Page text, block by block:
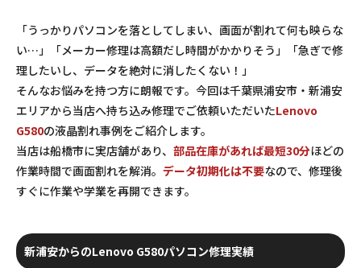
「うっかりパソコンを落としてしまい、画面が割れて何も映らな
い…」「メーカー修理は高額だし時間がかかりそう」「急ぎで修
理したいし、データを絶対に消したくない！」
そんなお悩みを持つ方に朗報です。今回は千葉県浦安市・新浦安
エリアから当店へ持ち込み修理でご依頼いただいたLenovo
G580の液晶割れ事例をご紹介します。
当店は船橋市に実店舗があり、 部品在庫があれば最短30分ほどの
作業時間で画面割れを解消。 データ初期化は不要なので、修理後
すぐに作業や学業を再開できます。
新浦安からのLenovo G580パソコン修理実績